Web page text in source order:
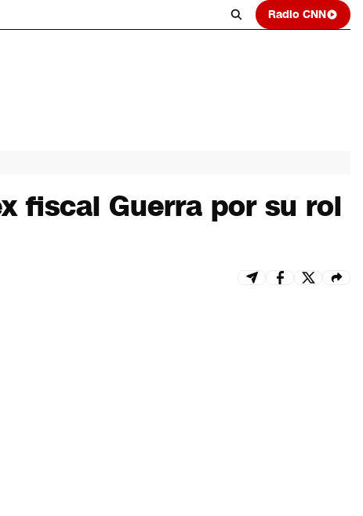
Radio CNN
fiscal Guerra por su rol